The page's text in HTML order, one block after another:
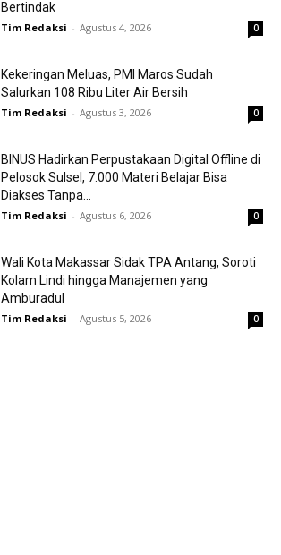
Bertindak
Tim Redaksi - Agustus 4, 2026 0
Kekeringan Meluas, PMI Maros Sudah
Salurkan 108 Ribu Liter Air Bersih
Tim Redaksi - Agustus 3, 2026 0
BINUS Hadirkan Perpustakaan Digital Offline di
Pelosok Sulsel, 7.000 Materi Belajar Bisa
Diakses Tanpa...
Tim Redaksi - Agustus 6, 2026 0
Wali Kota Makassar Sidak TPA Antang, Soroti
Kolam Lindi hingga Manajemen yang
Amburadul
Tim Redaksi - Agustus 5, 2026 0